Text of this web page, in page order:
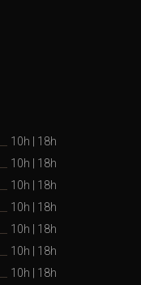
10h
18h
10h
18h
10h
18h
10h
18h
10h
18h
10h
18h
10h 18h